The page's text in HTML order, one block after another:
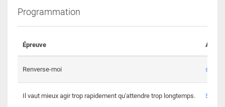
Programmation
Épreuve Auteur
Renverse-moi s3th
Il vaut mieux agir trop rapidement qu'attendre trop longtemps. Spl3en